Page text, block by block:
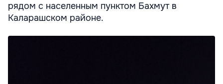
рядом с населенным пунктом Бахмут в
Каларашском районе.